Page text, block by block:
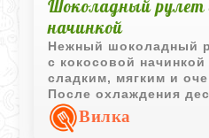
Шоколадный рулет
начинкой
Нежный шоколадный
с кокосовой начинкой
сладким, мягким и
После охлаждения
держит форму и
нарезке.
Вилка